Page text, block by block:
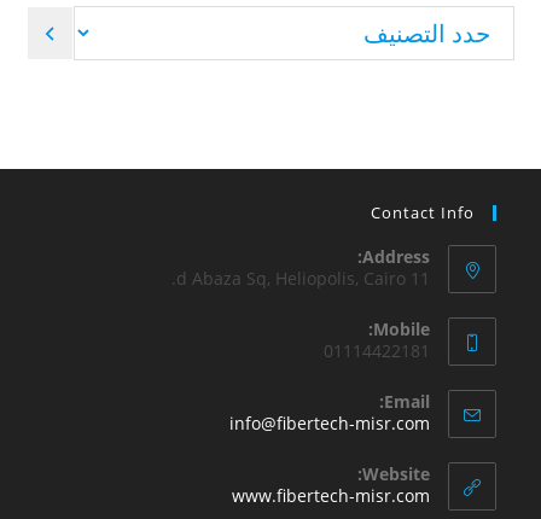
Contact Info
Address:
11 d Abaza Sq, Heliopolis, Cairo.
Mobile:
01114422181
Email:
info@fibertech-misr.com
Website:
www.fibertech-misr.com